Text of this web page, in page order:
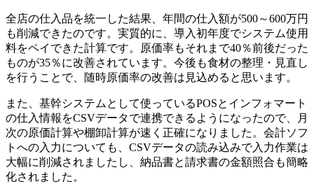
全店の仕入品を統一した結果、年間の仕入額が500～600万円
も削減できたのです。実質的に、導入初年度でシステム使用
料をペイできた計算です。原価率もそれまで40％前後だった
ものが35％に改善されています。今後も食材の整理・見直し
を行うことで、随時原価率の改善は見込めると思います。
また、基幹システムとして使っているPOSとインフォマート
の仕入情報をCSVデータで連携できるようになったので、月
次の原価計算や棚卸計算が速く正確になりました。会計ソフ
トへの入力についても、CSVデータの読み込みで入力作業は
大幅に削減されましたし、納品書と請求書の金額照合も簡略
化されました。